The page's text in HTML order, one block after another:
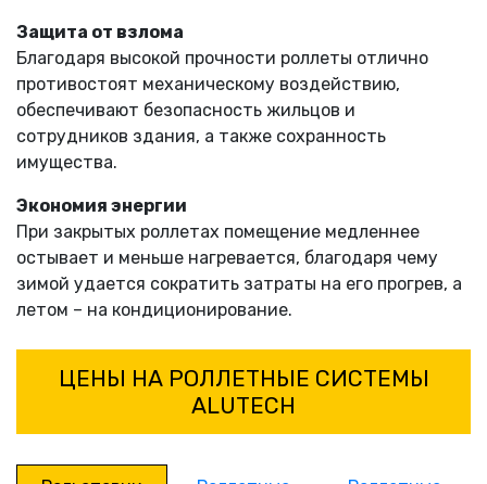
Защита от взлома
Благодаря высокой прочности роллеты отлично
противостоят механическому воздействию,
обеспечивают безопасность жильцов и
сотрудников здания, а также сохранность
имущества.
Экономия энергии
При закрытых роллетах помещение медленнее
остывает и меньше нагревается, благодаря чему
зимой удается сократить затраты на его прогрев, а
летом – на кондиционирование.
ЦЕНЫ НА РОЛЛЕТНЫЕ СИСТЕМЫ
ALUTECH